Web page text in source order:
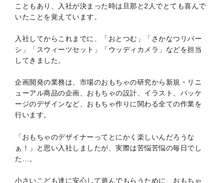
こともあり、入社が決まった時は旦那と2人でとても喜んで
いたことを覚えています。
入社してからこれまでに、「おとつむ」「さかなつリバー
シ」「スウィーツセット」「ウッディカメラ」などを担当
してきました。
企画開発の業務は、市場のおもちゃの研究から新規・リニ
ューアル商品の企画、おもちゃの設計、イラスト、パッケ
ージのデザインなど、おもちゃ作りに関わる全ての作業を
行います。
「おもちゃのデザイナーってとにかく楽しいんだろうな
ぁ！」と思い入社しましたが、実際は苦悩苦悩の毎日でし
た…。
小さいこども達に安心して遊んでもらうために、おもちゃ